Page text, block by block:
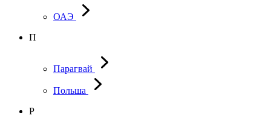
ОАЭ
П
Парагвай
Польша
Р